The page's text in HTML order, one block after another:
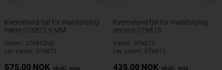
Kverneland fjøl for maisforplog
høyre 076812 6 MM
Varenr.: 376812HD
Lev. varenr.: 076812
575,00 NOK ekskl. mva
Kverneland fjøl for maisforplog
venstre 076813
Varenr.: 376813
Lev. varenr.: 076813
435,00 NOK ekskl. mva